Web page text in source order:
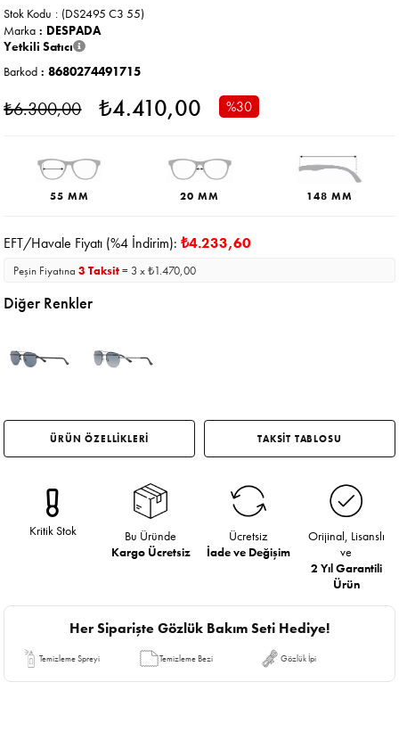
(DS2495 C3 55)
Stok Kodu
Marka : DESPADA
Yetkili Satıcı
Barkod : 8680274491715
₺6.300,00 ₺4.410,00 %30
55 MM 20 MM 148 MM
EFT/Havale Fiyatı (%4 İndirim):₺4.233,60
Peşin Fiyatına3 Taksit= 3 x ₺1.470,00
Diğer Renkler
ÜRÜN ÖZELLİKLERİ TAKSİT TABLOSU
Kritik Stok
Bu Üründe
Kargo Ücretsiz
Ücretsiz
İade ve Değişim
Orijinal, Lisanslı
ve
2 Yıl Garantili
Ürün
Her Siparişte Gözlük Bakım Seti Hediye!
Temizleme Spreyi Temizleme Bezi Gözlük İpi